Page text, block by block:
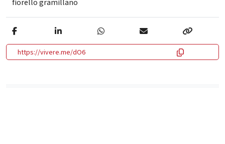
fiorello gramillano
https://vivere.me/dO6